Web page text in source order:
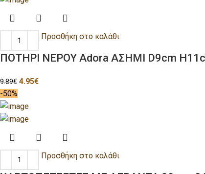
Προσθήκη στο καλάθι
ΠΟΤΗΡΙ ΝΕΡΟΥ Adora ΑΣΗΜΙ D9cm
9.89€ 4.95€
-50%
Προσθήκη στο καλάθι